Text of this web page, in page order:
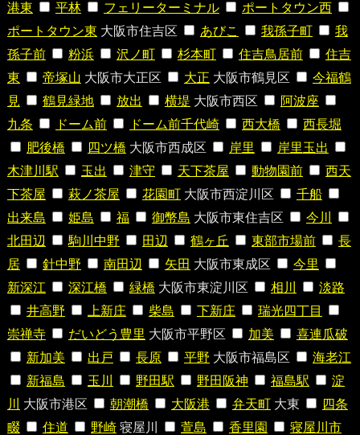
港東
平林 フェリーターミナル
ポートタウン西
ポートタウン東 大阪市住吉区 あびこ 我孫子町
我
孫子前
粉浜 沢ノ町 杉本町 住吉鳥居前
住吉
東
帝塚山 大阪市大正区 大正 大阪市鶴見区
今福鶴
見
鶴見緑地 放出 横堤 大阪市西区
阿波座
九条
ドーム前 ドーム前千代崎 西大橋
西長堀
肥後橋
四ツ橋 大阪市西成区 岸里
岸里玉出
木津川駅
玉出 津守 天下茶屋 動物園前
西天
下茶屋
萩ノ茶屋 花園町 大阪市西淀川区
千船
出来島
姫島 福 御幣島 大阪市東住吉区
今川
北田辺
駒川中野 田辺 鶴ヶ丘 東部市場前
長
居
針中野 南田辺 矢田 大阪市東成区
今里
新深江
深江橋 緑橋 大阪市東淀川区 相川
淡路
井高野
上新庄 柴島 下新庄
瑞光四丁目
崇禅寺
だいどう豊里 大阪市平野区 加美
喜連瓜破
新加美
出戸 長原 平野 大阪市福島区
海老江
新福島
玉川 野田駅 野田阪神 福島駅
淀
川
大阪市港区 朝潮橋 大阪港 弁天町 大東
四条
畷
住道 野崎 寝屋川 萱島 香里園
寝屋川市